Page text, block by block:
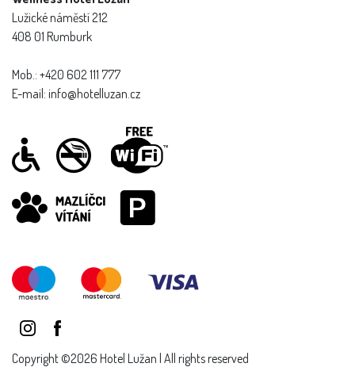
Lužické náměstí 212
408 01 Rumburk
Mob.: +420 602 111 777
E-mail: info@hotelluzan.cz
Copyright ©2026 Hotel Lužan | All rights reserved